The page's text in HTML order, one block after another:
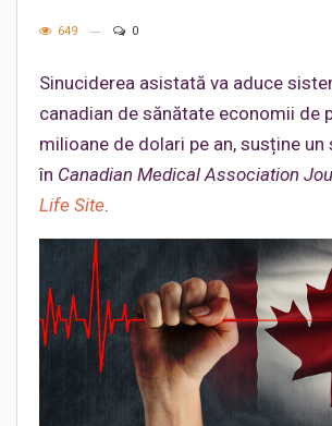
649 0
Sinuciderea asistată va aduce
canadian de sănătate economii de
milioane de dolari pe an, susține
în Canadian Medical Association
Life Site.